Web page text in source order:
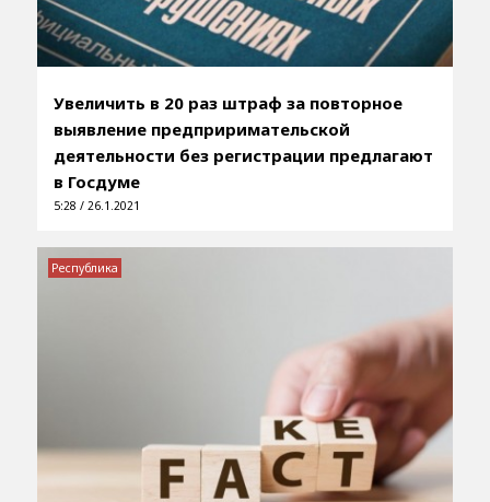
Увеличить в 20 раз штраф за повторное
выявление предприримательской
деятельности без регистрации предлагают
в Госдуме
5:28 / 26.1.2021
Республика